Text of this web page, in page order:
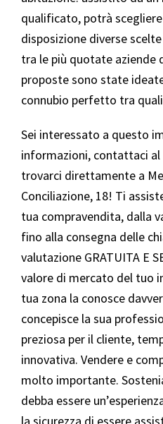
qualificato, potrà
disposizione diverse
tra le più quotate aziende
proposte sono state
connubio perfetto tra
Sei interessato a questo
informazioni, contattaci al
trovarci direttamente a
Conciliazione, 18! Ti
tua compravendita, dalla
fino alla consegna delle
valutazione GRATUITA E
valore di mercato del tuo
tua zona la conosce
concepisce la sua
preziosa per il cliente,
innovativa. Vendere e
molto importante.
debba essere